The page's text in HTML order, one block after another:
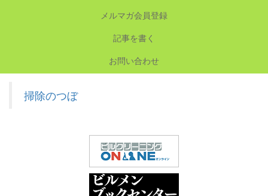
メルマガ会員登録
記事を書く
お問い合わせ
掃除のつぼ